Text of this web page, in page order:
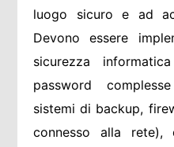
luogo sicuro e ad
Devono essere
sicurezza
password
sistemi di backup,
connesso alla rete),